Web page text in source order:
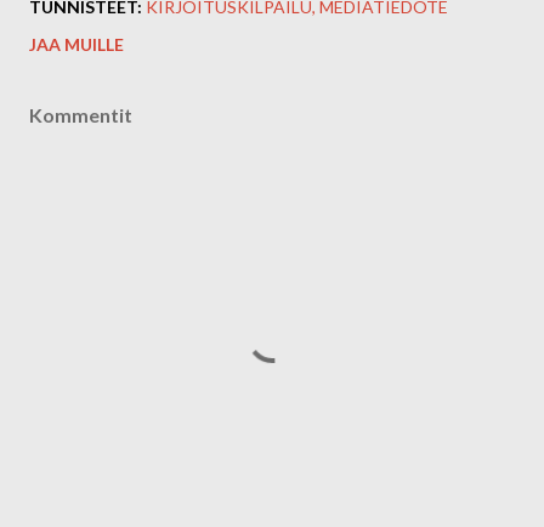
TUNNISTEET: KIRJOITUSKILPAILU MEDIATIEDOTE
JAA MUILLE
Kommentit